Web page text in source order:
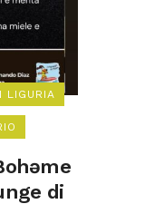
LIGURIA
di